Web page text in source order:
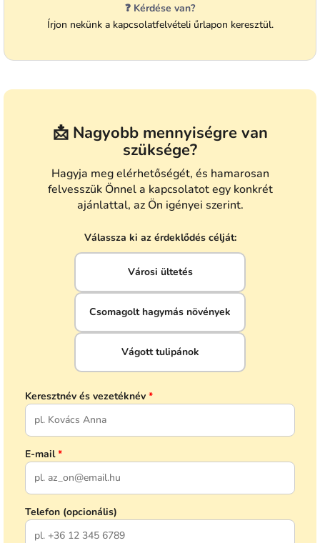
❓ Kérdése van?
Írjon nekünk a kapcsolatfelvételi űrlapon keresztül.
📩 Nagyobb mennyiségre van
szüksége?
Hagyja meg elérhetőségét, és hamarosan
felvesszük Önnel a kapcsolatot egy konkrét
ajánlattal, az Ön igényei szerint.
Válassza ki az érdeklődés célját:
Városi ültetés
Csomagolt hagymás növények
Vágott tulipánok
Keresztnév és vezetéknév *
E-mail*
Telefon (opcionális)